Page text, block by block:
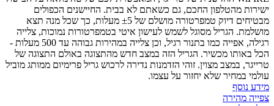
ישירות מהטלפון החכם, גם כשאתם לא בבית. החיישנים הכפולים
מבטיחים דיוק טמפרטורה מושלם של ±5 מעלות, כך שכל מנה תצא
מושלמת. הגריל מסוגל לשמש לעישון איטי בטמפרטורות נמוכות, צלייה
רגילה, אפייה כמו בתנור רגיל, וכן צלייה במהירות גבוהה עד 500 מעלות -
הכל באותו מכשיר. הגריל הזה במצב חדש מהתצוגה באולם התצוגה של
טרייגר, במצב מצוין. זוהי הזדמנות נדירה לרכוש גריל פרימיום ממותג מוביל
עולמי במחיר שלא יחזור על עצמו.
מידע נוסף
צפייה מהירה